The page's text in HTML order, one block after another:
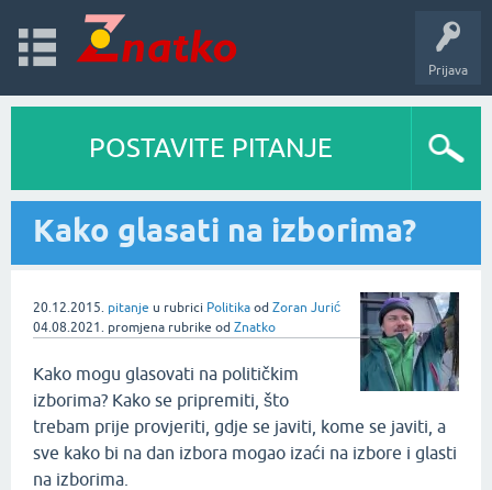
Prijava
POSTAVITE PITANJE
Kako glasati na izborima?
20.12.2015. pitanje u rubrici Politika od Zoran Jurić
04.08.2021. promjena rubrike od Znatko
Kako mogu glasovati na političkim
izborima? Kako se pripremiti, što
trebam prije provjeriti, gdje se javiti, kome se javiti, a
sve kako bi na dan izbora mogao izaći na izbore i glasti
na izborima.